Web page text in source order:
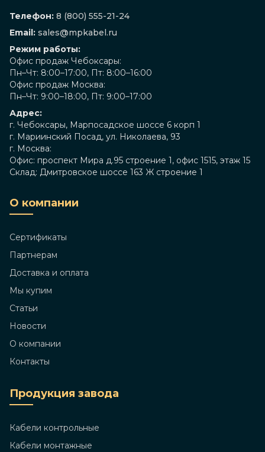
Телефон: 8 (800) 555-21-24
Email: sales@mpkabel.ru
Режим работы:
Офис продаж Чебоксары:
Пн–Чт: 8:00–17:00, Пт: 8:00–16:00
Офис продаж Москва:
Пн–Чт: 9:00–18:00, Пт: 9:00–17:00
Адрес:
г. Чебоксары, Марпосадское шоссе 6 корп 1
г. Мариинский Посад, ул. Николаева, 93
г. Москва:
Офис: проспект Мира д.95 строение 1, офис 1515, этаж 15
Склад: Дмитровское шоссе 163 Ж строение 1
О компании
Сертификаты
Партнерам
Доставка и оплата
Мы купим
Статьи
Новости
О компании
Контакты
Продукция завода
Кабели контрольные
Кабели монтажные